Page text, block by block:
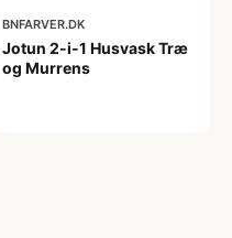
BNFARVER.DK
Jotun 2-i-1 Husvask Træ
og Murrens